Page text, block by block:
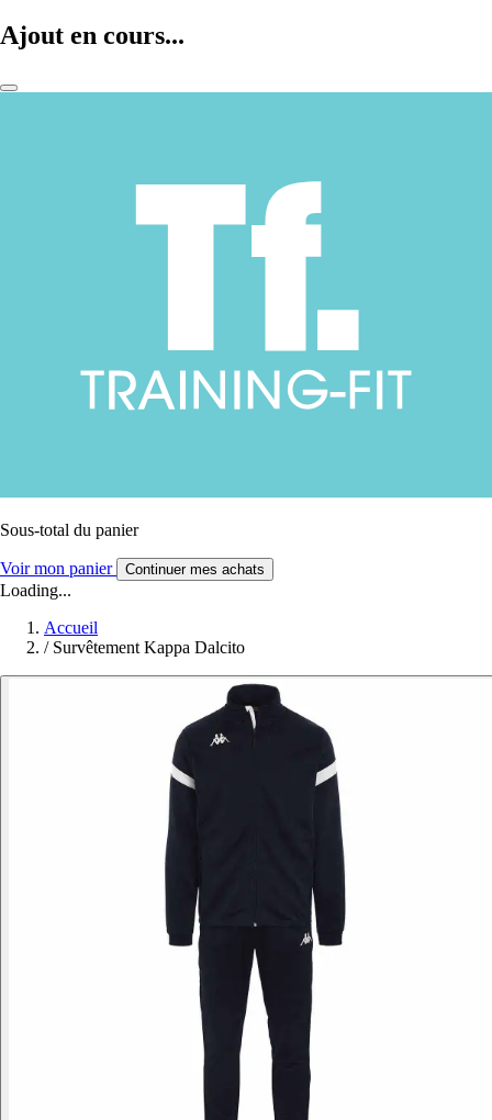
Ajout en cours...
Sous-total du panier
Voir mon panier Continuer mes achats
Loading...
Accueil
/ Survêtement Kappa Dalcito